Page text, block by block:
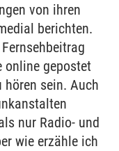
von ihren
berichten.
online gepostet
hören sein. Auch
nur Radio- und
wie erzähle ich